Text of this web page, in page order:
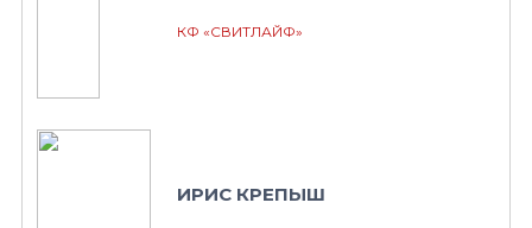
КФ «СВИТЛАЙФ»
ИРИС КРЕПЫШ